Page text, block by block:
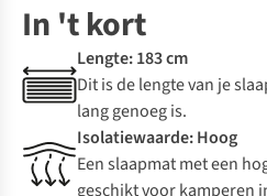
In 't kort
Lengte: 183 cm
Dit is de lengte van je
lang genoeg is.
Isolatiewaarde: Hoog
Een slaapmat met een
geschikt voor kamperen